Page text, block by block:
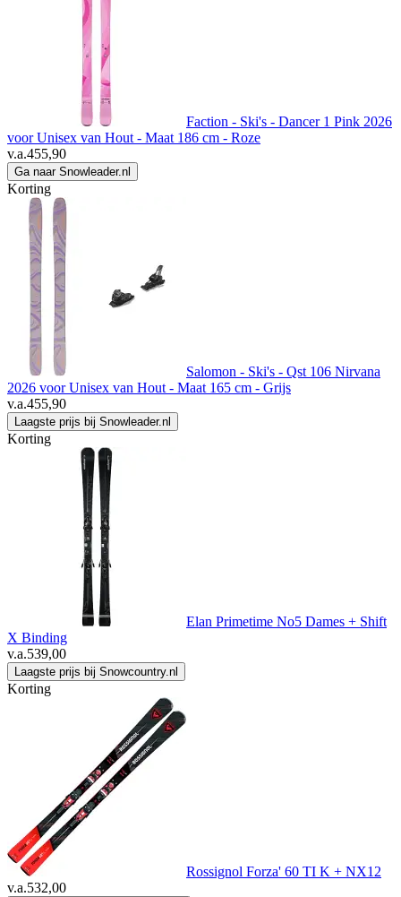
Faction - Ski's - Dancer 1 Pink 2026
voor Unisex van Hout - Maat 186 cm - Roze
v.a.455,90
Ga naar Snowleader.nl
Korting
Salomon - Ski's - Qst 106 Nirvana
2026 voor Unisex van Hout - Maat 165 cm - Grijs
v.a.455,90
Laagste prijs bij Snowleader.nl
Korting
Elan Primetime No5 Dames + Shift
X Binding
v.a.539,00
Laagste prijs bij Snowcountry.nl
Korting
Rossignol Forza' 60 TI K + NX12
v.a.532,00